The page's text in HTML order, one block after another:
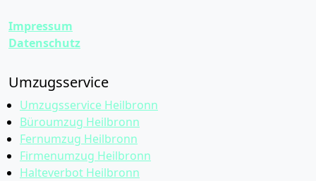
Impressum
Datenschutz
Umzugsservice
Umzugsservice Heilbronn
Büroumzug Heilbronn
Fernumzug Heilbronn
Firmenumzug Heilbronn
Halteverbot Heilbronn